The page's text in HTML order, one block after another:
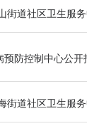
街道社区卫生服
预防控制中心公
街道社区卫生服